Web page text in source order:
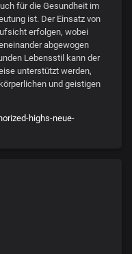
für die Gesundheit im
ist. Der Einsatz von
erfolgen, wobei
abgewogen
Lebensstil kann der
unterstützt werden,
und geistigen
highs-neue-